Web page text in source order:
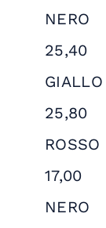
NERO
25,40
GIALLO
25,80
ROSSO
17,00
NERO